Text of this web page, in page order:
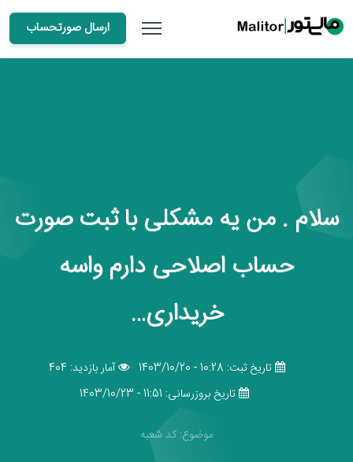
ارسال صورتحساب
سلام . من یه مشکلی با ثبت صورت
حساب اصلاحی دارم واسه
خریداری…
تاریخ ثبت: 10:28 - 1403/10/20
آمار بازدید: 404
تاریخ بروزرسانی: 11:51 - 1403/10/23
موضوع: کد شعبه